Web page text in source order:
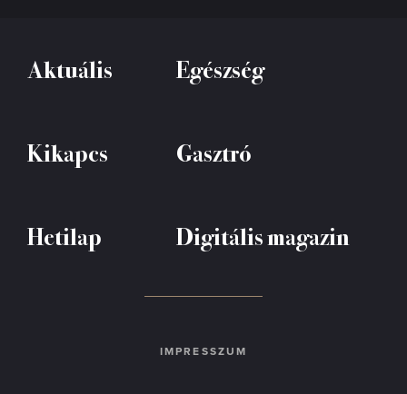
Aktuális Egészség
Kikapcs Gasztró
Hetilap Digitális magazin
IMPRESSZUM